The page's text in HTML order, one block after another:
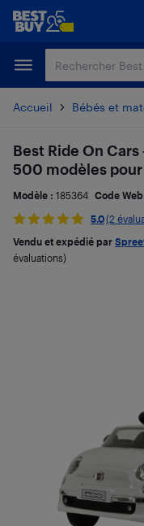
Passer
principal
Passer
Accueil Bébés et
Best Ride On
500 modèles pour
Modèle : 185364 Code
5.0(2
Vendu et expédié par
évaluations)